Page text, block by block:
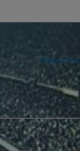
unsere
abmelden.